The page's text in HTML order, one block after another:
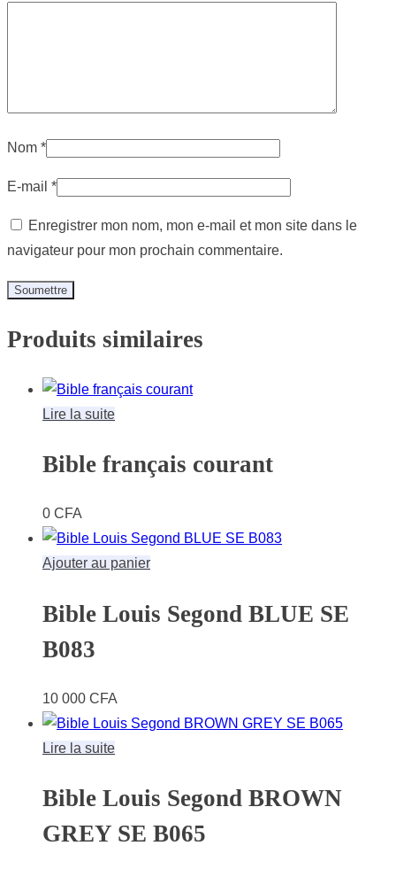
Nom *
E-mail *
Enregistrer mon nom, mon e-mail et mon site dans le
navigateur pour mon prochain commentaire.
Produits similaires
Lire la suite
Bible français courant
0 CFA
Ajouter au panier
Bible Louis Segond BLUE SE
B083
10 000 CFA
Lire la suite
Bible Louis Segond BROWN
GREY SE B065